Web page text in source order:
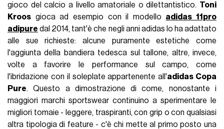
gioco del calcio a livello amatoriale o dilettantistico. Toni
Kroos gioca ad esempio con il modello adidas 11pro
adipure dal 2014, tant'è che negli anni adidas lo ha adattato
alle sue richieste: alcune puramente estetiche come
l'aggiunta della bandiera tedesca sul tallone, altre, invece,
volte a favorire le performance sul campo, come
l'ibridazione con il soleplate appartenente all'adidas Copa
Pure. Questo a dimostrazione di come, nonostante i
maggiori marchi sportswear continuino a sperimentare le
migliori tomaie - leggere, traspiranti, con grip o con qualsiasi
altra tipologia di feature - c'è chi mette al primo posto una